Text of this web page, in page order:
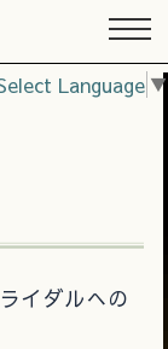
Language ▼
イダルへの